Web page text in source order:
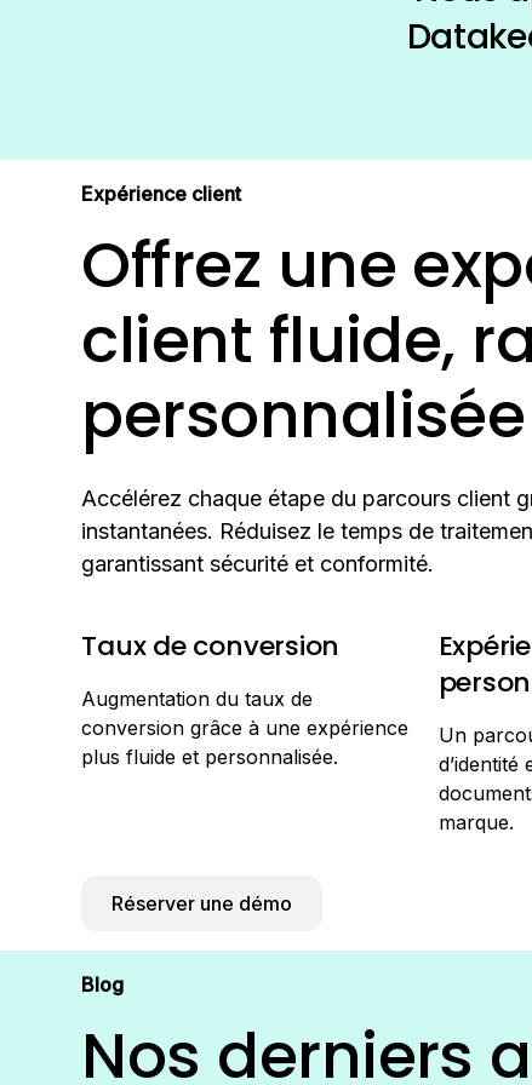
réactive
ce qui
Expérience client
Offrez une
client fluide,
personnalisée
Accélérez chaque étape du parcours client
instantanées. Réduisez le temps de
garantissant sécurité et conformité.
Taux de conversion
Augmentation du taux de
conversion grâce à une expérience
plus fluide et personnalisée.
Un
d’identité
marque.
Réserver une démo
Blog
Nos derniers